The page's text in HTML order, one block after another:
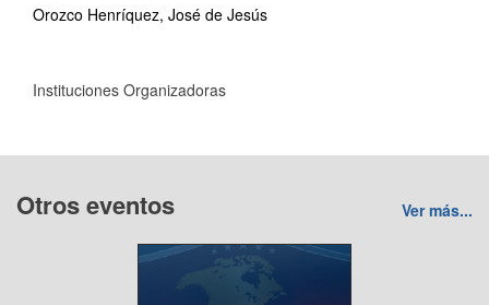
Orozco Henríquez, José de Jesús
Instituciones Organizadoras
Otros eventos Ver más...